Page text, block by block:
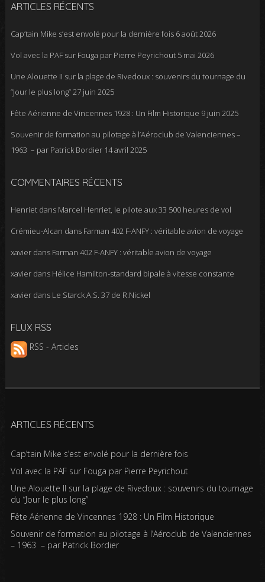
ARTICLES RÉCENTS
Cap’tain Mike s’est envolé pour la dernière fois 6 août 2026
Vol avec la PAF sur Fouga par Pierre Peyrichout 5 mai 2026
Une Alouette II sur la plage de Rivedoux : souvenirs du tournage du
“Jour le plus long”27 juin 2025
Fête Aérienne de Vincennes 1928 : Un Film Historique 9 juin 2025
Souvenir de formation au pilotage à l’Aéroclub de Valenciennes –
1963 – par Patrick Bordier 14 avril 2025
COMMENTAIRES RÉCENTS
Henrietdans Marcel Henriet, le pilote aux 33 500 heures de vol
Crémieu-Alcan dans Farman 402 F-ANFY : véritable avion de voyage
xavierdans Farman 402 F-ANFY : véritable avion de voyage
xavierdans Hélice Hamilton-standard bipale à vitesse constante
xavierdans Le Starck A.S. 37 de R.Nickel
FLUX RSS
RSS - Articles
ARTICLES RÉCENTS
Cap’tain Mike s’est envolé pour la dernière fois
Vol avec la PAF sur Fouga par Pierre Peyrichout
Une Alouette II sur la plage de Rivedoux : souvenirs du tournage
du “Jour le plus long”
Fête Aérienne de Vincennes 1928 : Un Film Historique
Souvenir de formation au pilotage à l’Aéroclub de Valenciennes
– 1963 – par Patrick Bordier